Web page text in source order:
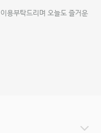
용부탁드리며 오늘도 즐거운